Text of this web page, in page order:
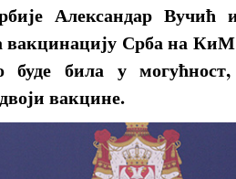
Александар Вучић
вакцинацију Срба на КиМ
буде била у
вакцине.